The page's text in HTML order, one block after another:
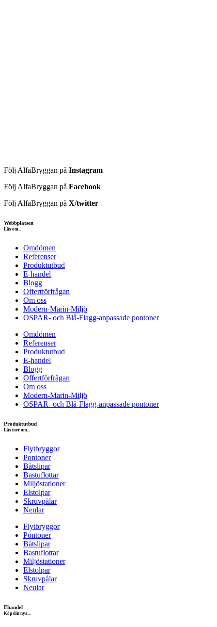
Följ AlfaBryggan på Instagram
Följ AlfaBryggan på Facebook
Följ AlfaBryggan på X/twitter
Webbplatsen
Läs om...
Omdömen
Referenser
Produktutbud
E-handel
Blogg
Offertförfrågan
Om oss
Modern-Marin-Miljö
OSPAR- och Blå-Flagg-anpassade pontoner
Omdömen
Referenser
Produktutbud
E-handel
Blogg
Offertförfrågan
Om oss
Modern-Marin-Miljö
OSPAR- och Blå-Flagg-anpassade pontoner
Produktutbud
Läs mer om...
Flytbryggor
Pontoner
Båtslipar
Bastuflottar
Miljöstationer
Elstolpar
Skruvpålar
Neular
Flytbryggor
Pontoner
Båtslipar
Bastuflottar
Miljöstationer
Elstolpar
Skruvpålar
Neular
Ehandel
Köp din nya...